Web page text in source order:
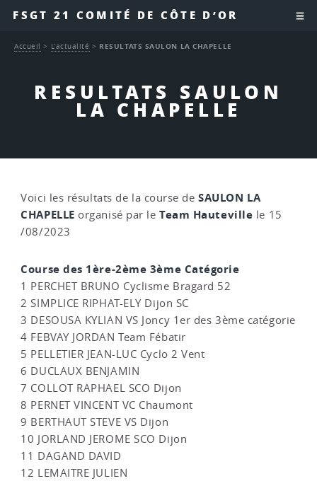
FSGT 21 COMITÉ DE CÔTE D’OR
RESULTATS SAULON
LA CHAPELLE
Accueil > L’actualité > RESULTATS SAULON LA CHAPELLE
Voici les résultats de la course deSAULON LA
CHAPELLE organisé par leTeam Hauteville le 15
/08/2023
Course des 1ère-2ème 3ème Catégorie
1 PERCHET BRUNO Cyclisme Bragard 52
2 SIMPLICE RIPHAT-ELY Dijon SC
3 DESOUSA KYLIAN VS Joncy 1er des 3ème catégorie
4 FEBVAY JORDAN Team Fébatir
5 PELLETIER JEAN-LUC Cyclo 2 Vent
6 DUCLAUX BENJAMIN
7 COLLOT RAPHAEL SCO Dijon
8 PERNET VINCENT VC Chaumont
9 BERTHAUT STEVE VS Dijon
10 JORLAND JEROME SCO Dijon
11 DAGAND DAVID
12 LEMAITRE JULIEN